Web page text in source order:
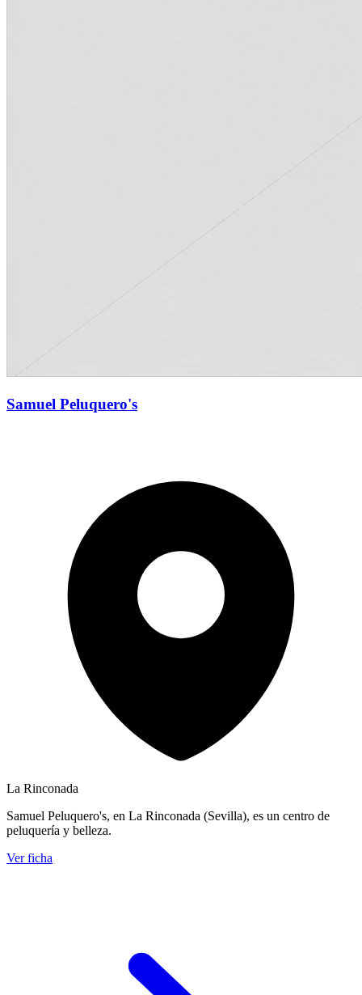
Samuel Peluquero's
La Rinconada
Samuel Peluquero's, en La Rinconada (Sevilla), es un centro de
peluquería y belleza.
Ver ficha